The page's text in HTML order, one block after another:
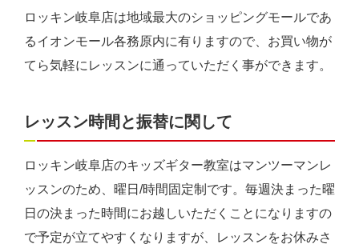
ロッキン岐阜店は地域最大のショッピングモールであ
るイオンモール各務原内に有りますので、お買い物が
てら気軽にレッスンに通っていただく事ができます。
レッスン時間と振替に関して
ロッキン岐阜店のキッズギター教室はマンツーマンレ
ッスンのため、曜日/時間固定制です。毎週決まった曜
日の決まった時間にお越しいただくことになりますの
で予定が立てやすくなりますが、レッスンをお休みさ